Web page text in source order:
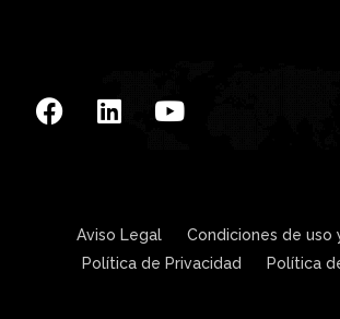
Aviso Legal
Condiciones de uso
Política de Privacidad
Política